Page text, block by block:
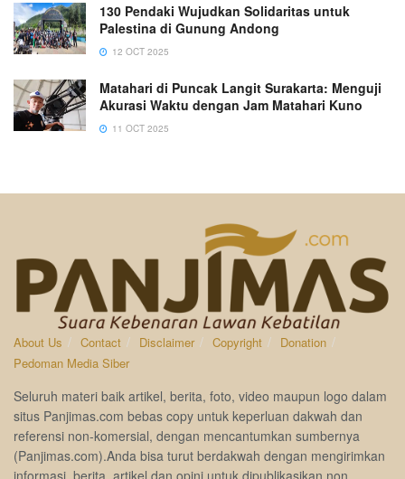
130 Pendaki Wujudkan Solidaritas untuk
Palestina di Gunung Andong
12 OCT 2025
Matahari di Puncak Langit Surakarta: Menguji
Akurasi Waktu dengan Jam Matahari Kuno
11 OCT 2025
About Us Contact Disclaimer Copyright
Donation
Pedoman Media Siber
Seluruh materi baik artikel, berita, foto, video maupun logo dalam
situs Panjimas.com bebas copy untuk keperluan dakwah dan
referensi non-komersial, dengan mencantumkan sumbernya
(Panjimas.com).Anda bisa turut berdakwah dengan mengirimkan
informasi, berita, artikel dan opini untuk dipublikasikan non